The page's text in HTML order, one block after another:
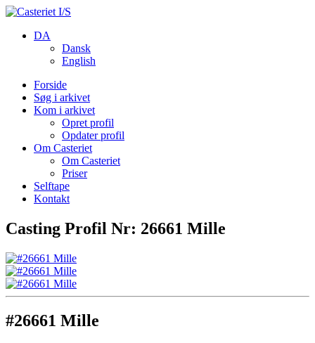
DA
Dansk
English
Forside
Søg i arkivet
Kom i arkivet
Opret profil
Opdater profil
Om Casteriet
Om Casteriet
Priser
Selftape
Kontakt
Casting Profil Nr: 26661 Mille
#26661 Mille